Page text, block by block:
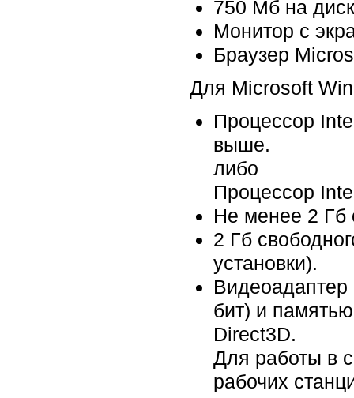
750 Мб на
Монитор с
Браузер
Для Microsoft
Процессор
выше.
либо
Процессор
Не менее 2 Гб
2 Гб
установки).
бит) и
Direct3D.
Для работы в
рабочих